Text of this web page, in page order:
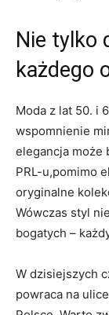
Nie tylko
każdego
Moda z lat 50. i
wspomnienie
elegancja może
PRL-u,pomimo
oryginalne
Wówczas styl
bogatych –
W dzisiejszych
powraca na